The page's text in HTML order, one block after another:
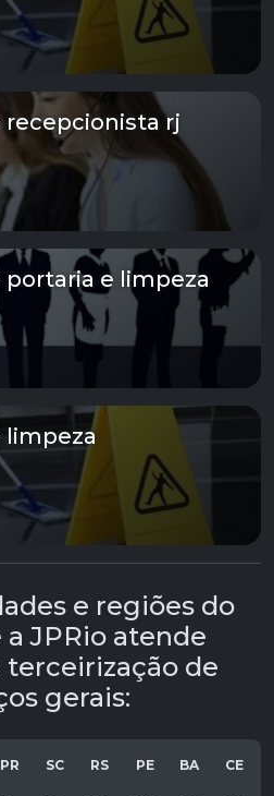
recepcionista rj
portaria e limpeza
limpeza
e regiões do
a JPRio atende
terceirização de
gerais:
PR SC RS PE BA CE